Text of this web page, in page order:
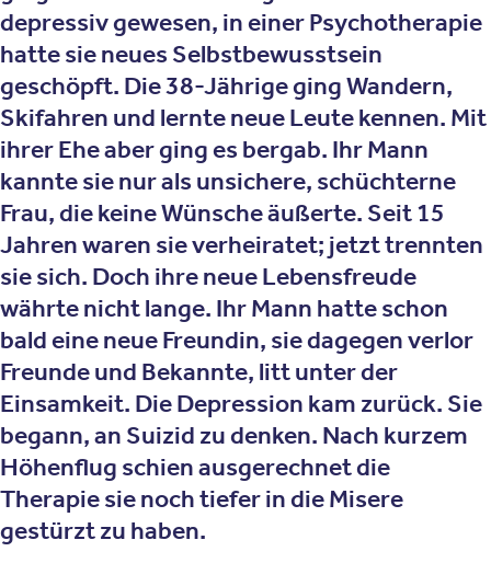
depressiv gewesen, in einer Psychotherapie
hatte sie neues Selbstbewusstsein
geschöpft. Die 38-Jährige ging Wandern,
Skifahren und lernte neue Leute kennen. Mit
ihrer Ehe aber ging es bergab. Ihr Mann
kannte sie nur als unsichere, schüchterne
Frau, die keine Wünsche äußerte. Seit 15
Jahren waren sie verheiratet; jetzt trennten
sie sich. Doch ihre neue Lebensfreude
währte nicht lange. Ihr Mann hatte schon
bald eine neue Freundin, sie dagegen verlor
Freunde und Bekannte, litt unter der
Einsamkeit. Die Depression kam zurück. Sie
begann, an Suizid zu denken. Nach kurzem
Höhenflug schien ausgerechnet die
Therapie sie noch tiefer in die Misere
gestürzt zu haben.